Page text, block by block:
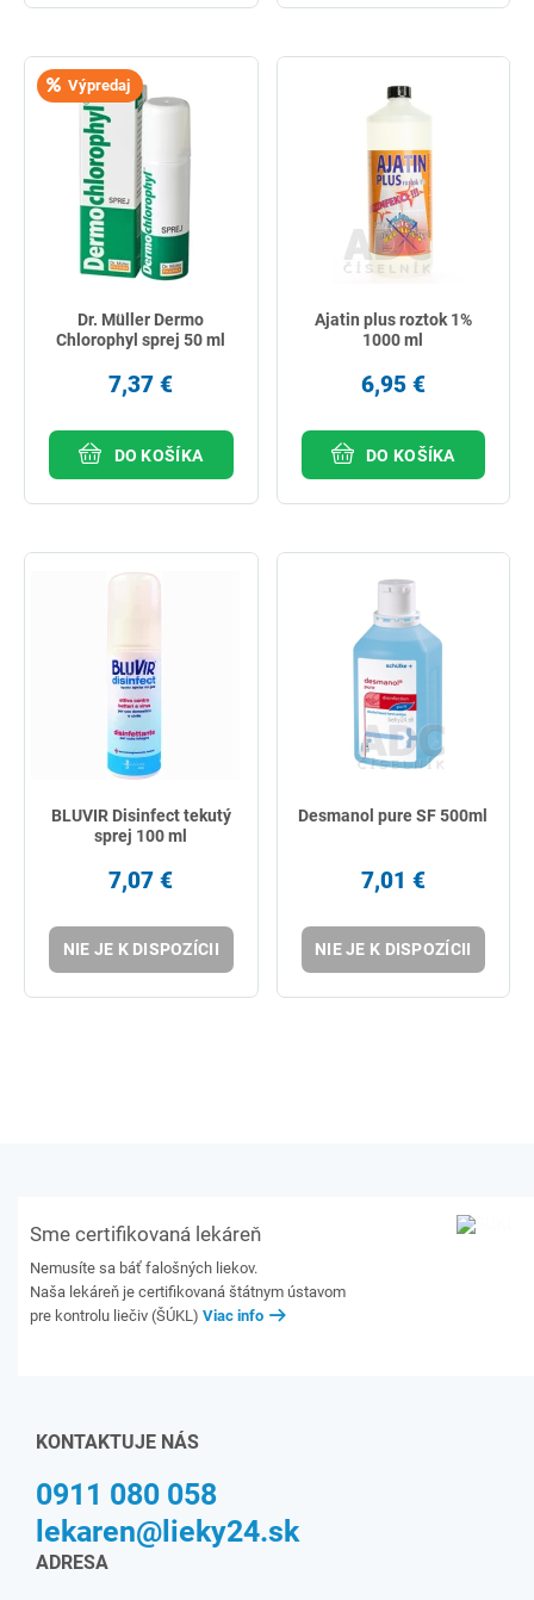
Výpredaj
Dr. Müller Dermo
Chlorophyl sprej 50 ml
7,37 €
DO KOŠÍKA
Ajatin plus roztok 1%
1000 ml
6,95 €
DO KOŠÍKA
BLUVIR Disinfect tekutý
sprej 100 ml
7,07 €
NIE JE K DISPOZÍCII
Desmanol pure SF 500ml
7,01 €
NIE JE K DISPOZÍCII
Sme certifikovaná lekáreň
Nemusíte sa báť falošných liekov.
Naša lekáreň je certifikovaná štátnym ústavom
pre kontrolu liečiv (ŠÚKL) Viac info
KONTAKTUJE NÁS
0911 080 058
lekaren@lieky24.sk
ADRESA